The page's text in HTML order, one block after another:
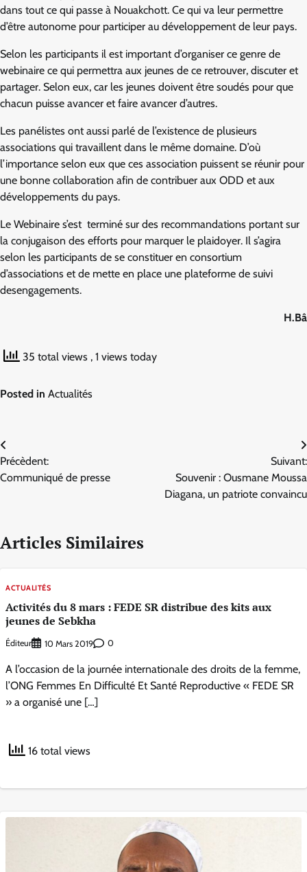
dans tout ce qui passe à Nouakchott. Ce qui va leur permettre
d’être autonome pour participer au développement de leur pays.
Selon les participants il est important d’organiser ce genre de
webinaire ce qui permettra aux jeunes de ce retrouver, discuter et
partager. Selon eux, car les jeunes doivent être soudés pour que
chacun puisse avancer et faire avancer d’autres.
Les panélistes ont aussi parlé de l’existence de plusieurs
associations qui travaillent dans le même domaine. D’où
l’importance selon eux que ces association puissent se réunir pour
une bonne collaboration afin de contribuer aux ODD et aux
développements du pays.
Le Webinaire s’est terminé sur des recommandations portant sur
la conjugaison des efforts pour marquer le plaidoyer. Il s’agira
selon les participants de se constituer en consortium
d’associations et de mette en place une plateforme de suivi
desengagements.
H.Bâ
35 total views , 1 views today
Posted in Actualités
Navigation
de
Précèdent:
Communiqué de presse
Suivant:
Souvenir : Ousmane Moussa
Diagana, un patriote convaincu
Articles Similaires
ACTUALITÉS
Activités du 8 mars : FEDE SR distribue des kits aux
jeunes de Sebkha
Éditeur 10 Mars 2019 0
A l’occasion de la journée internationale des droits de la femme,
l’ONG Femmes En Difficulté Et Santé Reproductive « FEDE SR
» a organisé une […]
16 total views